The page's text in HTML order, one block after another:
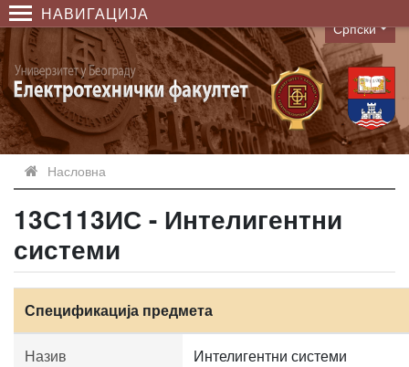
НАВИГАЦИЈА
Language
Српски
Насловна
13С113ИС - Интелигентни
системи
Спецификација предмета
Назив Интелигентни системи